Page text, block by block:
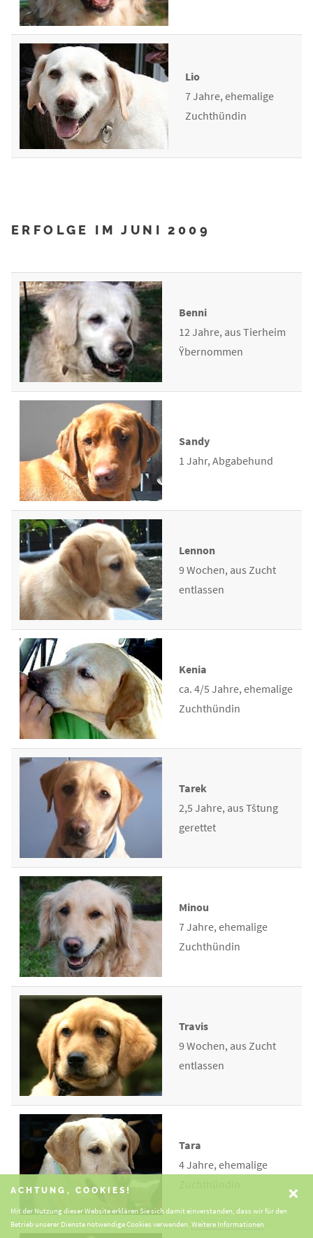
Lio
7 Jahre, ehemalige
Zuchthündin
ERFOLGE IM JUNI 2009
Benni
12 Jahre, aus Tierheim
Ÿbernommen
Sandy
1 Jahr, Abgabehund
Lennon
9 Wochen, aus Zucht
entlassen
Kenia
ca. 4/5 Jahre, ehemalige
Zuchthündin
Tarek
2,5 Jahre, aus Tštung
gerettet
Minou
7 Jahre, ehemalige
Zuchthündin
Travis
9 Wochen, aus Zucht
entlassen
Tara
4 Jahre, ehemalige
ACHTUNG, COOKIES! ×
Mit der Nutzung dieser Website erklären Sie sich damit einverstanden, dass wir für den
Betrieb unserer Dienste notwendige Cookies verwenden. Weitere Informationen